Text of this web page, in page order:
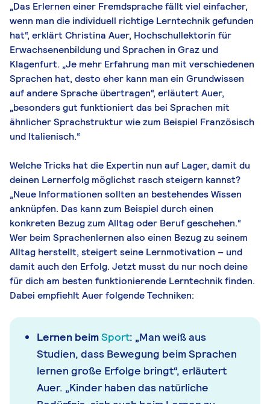
„Das Erlernen einer Fremdsprache fällt viel einfacher,
wenn man die individuell richtige Lerntechnik gefunden
hat“, erklärt Christina Auer, Hochschullektorin für
Erwachsenenbildung und Sprachen in Graz und
Klagenfurt. „Je mehr Erfahrung man mit verschiedenen
Sprachen hat, desto eher kann man ein Grundwissen
auf andere Sprache übertragen“, erläutert Auer,
„besonders gut funktioniert das bei Sprachen mit
ähnlicher Sprachstruktur wie zum Beispiel Französisch
und Italienisch.“
Welche Tricks hat die Expertin nun auf Lager, damit du
deinen Lernerfolg möglichst rasch steigern kannst?
„Neue Informationen sollten an bestehendes Wissen
anknüpfen. Das kann zum Beispiel durch einen
konkreten Bezug zum Alltag oder Beruf geschehen.“
Wer beim Sprachenlernen also einen Bezug zu seinem
Alltag herstellt, steigert seine Lernmotivation – und
damit auch den Erfolg. Jetzt musst du nur noch deine
für dich am besten funktionierende Lerntechnik finden.
Dabei empfiehlt Auer folgende Techniken:
Lernen beimSport: „Man weiß aus
Studien, dass Bewegung beim Sprachen
lernen große Erfolge bringt“, erläutert
Auer. „Kinder haben das natürliche